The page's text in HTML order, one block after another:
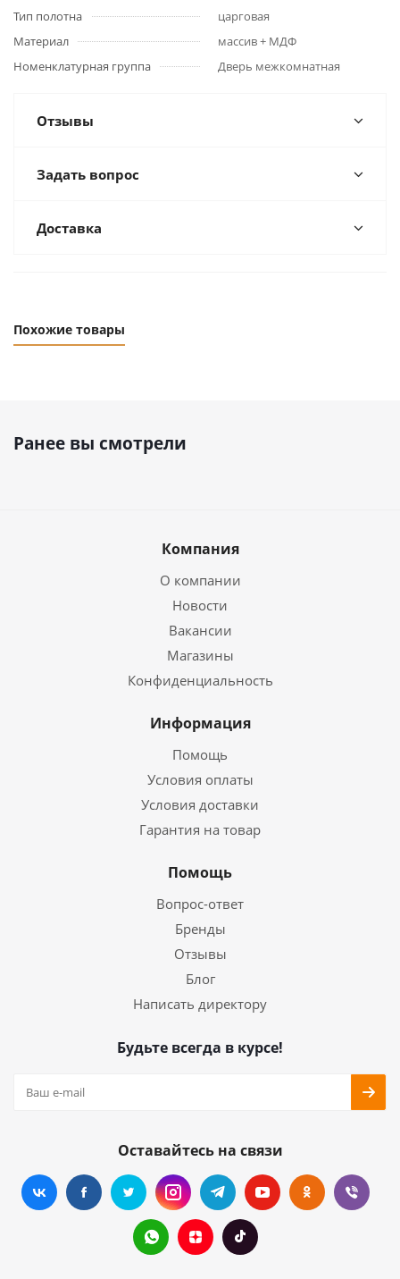
Тип полотна
царговая
Материал
массив + МДФ
Номенклатурная группа
Дверь межкомнатная
Отзывы
Задать вопрос
Доставка
Похожие товары
Ранее вы смотрели
Компания
О компании
Новости
Вакансии
Магазины
Конфиденциальность
Информация
Помощь
Условия оплаты
Условия доставки
Гарантия на товар
Помощь
Вопрос-ответ
Бренды
Отзывы
Блог
Написать директору
Будьте всегда в курсе!
Оставайтесь на связи